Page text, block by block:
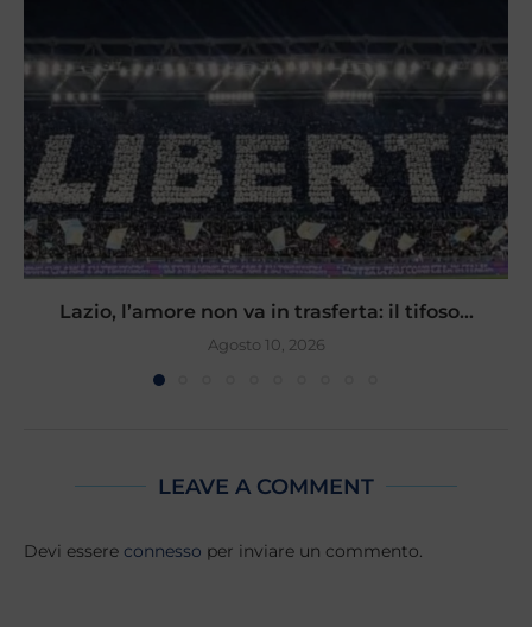
Lazio, l’amore non va in trasferta: il tifoso...
Agosto 10, 2026
LEAVE A COMMENT
Devi essere connesso per inviare un commento.